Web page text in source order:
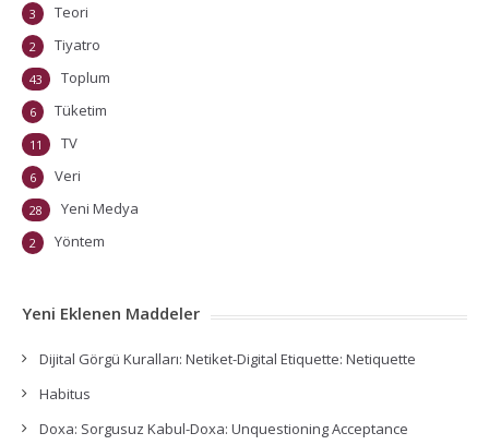
Teori
3
Tiyatro
2
Toplum
43
Tüketim
6
TV
11
Veri
6
Yeni Medya
28
Yöntem
2
Yeni Eklenen Maddeler
Dijital Görgü Kuralları: Netiket-Digital Etiquette: Netiquette
Habitus
Doxa: Sorgusuz Kabul-Doxa: Unquestioning Acceptance